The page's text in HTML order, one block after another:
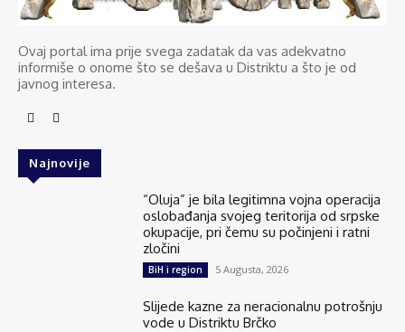
Ovaj portal ima prije svega zadatak da vas adekvatno
informiše o onome što se dešava u Distriktu a što je od
javnog interesa.
Najnovije
“Oluja” je bila legitimna vojna operacija
oslobađanja svojeg teritorija od srpske
okupacije, pri čemu su počinjeni i ratni
zločini
BiH i region 5 Augusta, 2026
Slijede kazne za neracionalnu potrošnju
vode u Distriktu Brčko